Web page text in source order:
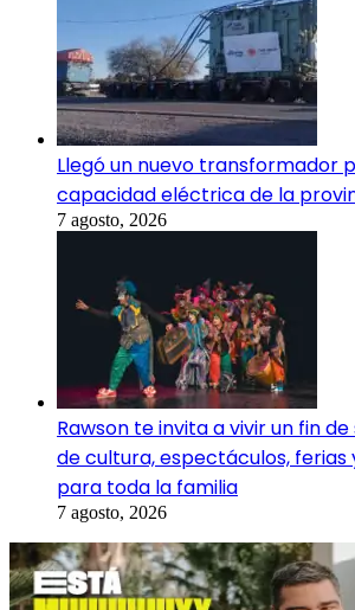
Llegó un nuevo transformador
capacidad eléctrica de la
7 agosto, 2026
Rawson te invita a vivir un fin
de cultura, espectáculos, ferias
para toda la familia
7 agosto, 2026